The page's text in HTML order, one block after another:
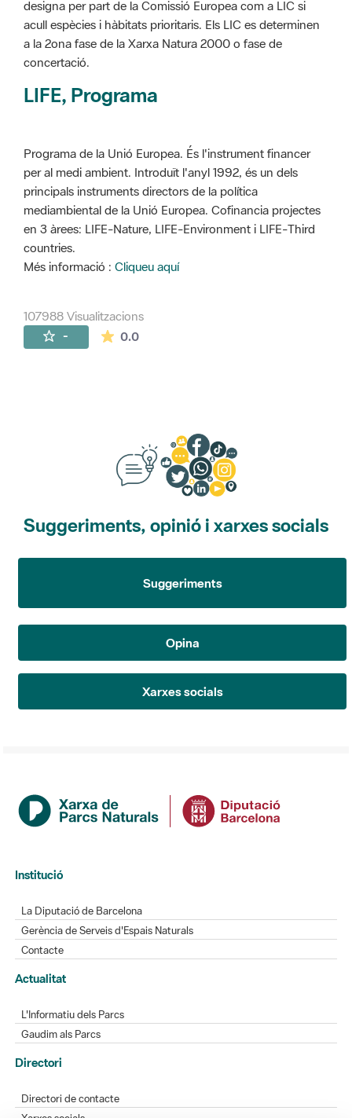
designa per part de la Comissió Europea com a LIC si
acull espècies i hàbitats prioritaris. Els LIC es determinen
a la 2ona fase de la Xarxa Natura 2000 o fase de
concertació.
LIFE, Programa
Programa de la Unió Europea. És l'instrument financer
per al medi ambient. Introduït l'anyl 1992, és un dels
principals instruments directors de la política
mediambiental de la Unió Europea. Cofinancia projectes
en 3 àrees: LIFE-Nature, LIFE-Environment i LIFE-Third
countries.
Més informació : Cliqueu aquí
107988 Visualitzacions
- 0.0La mitjana de les valoracions és de 0
Suggeriments, opinió i xarxes socials
Suggeriments
Opina
Xarxes socials
Institució
La Diputació de Barcelona
Gerència de Serveis d'Espais Naturals
Contacte
Actualitat
L'Informatiu dels Parcs
Gaudim als Parcs
Directori
Directori de contacte